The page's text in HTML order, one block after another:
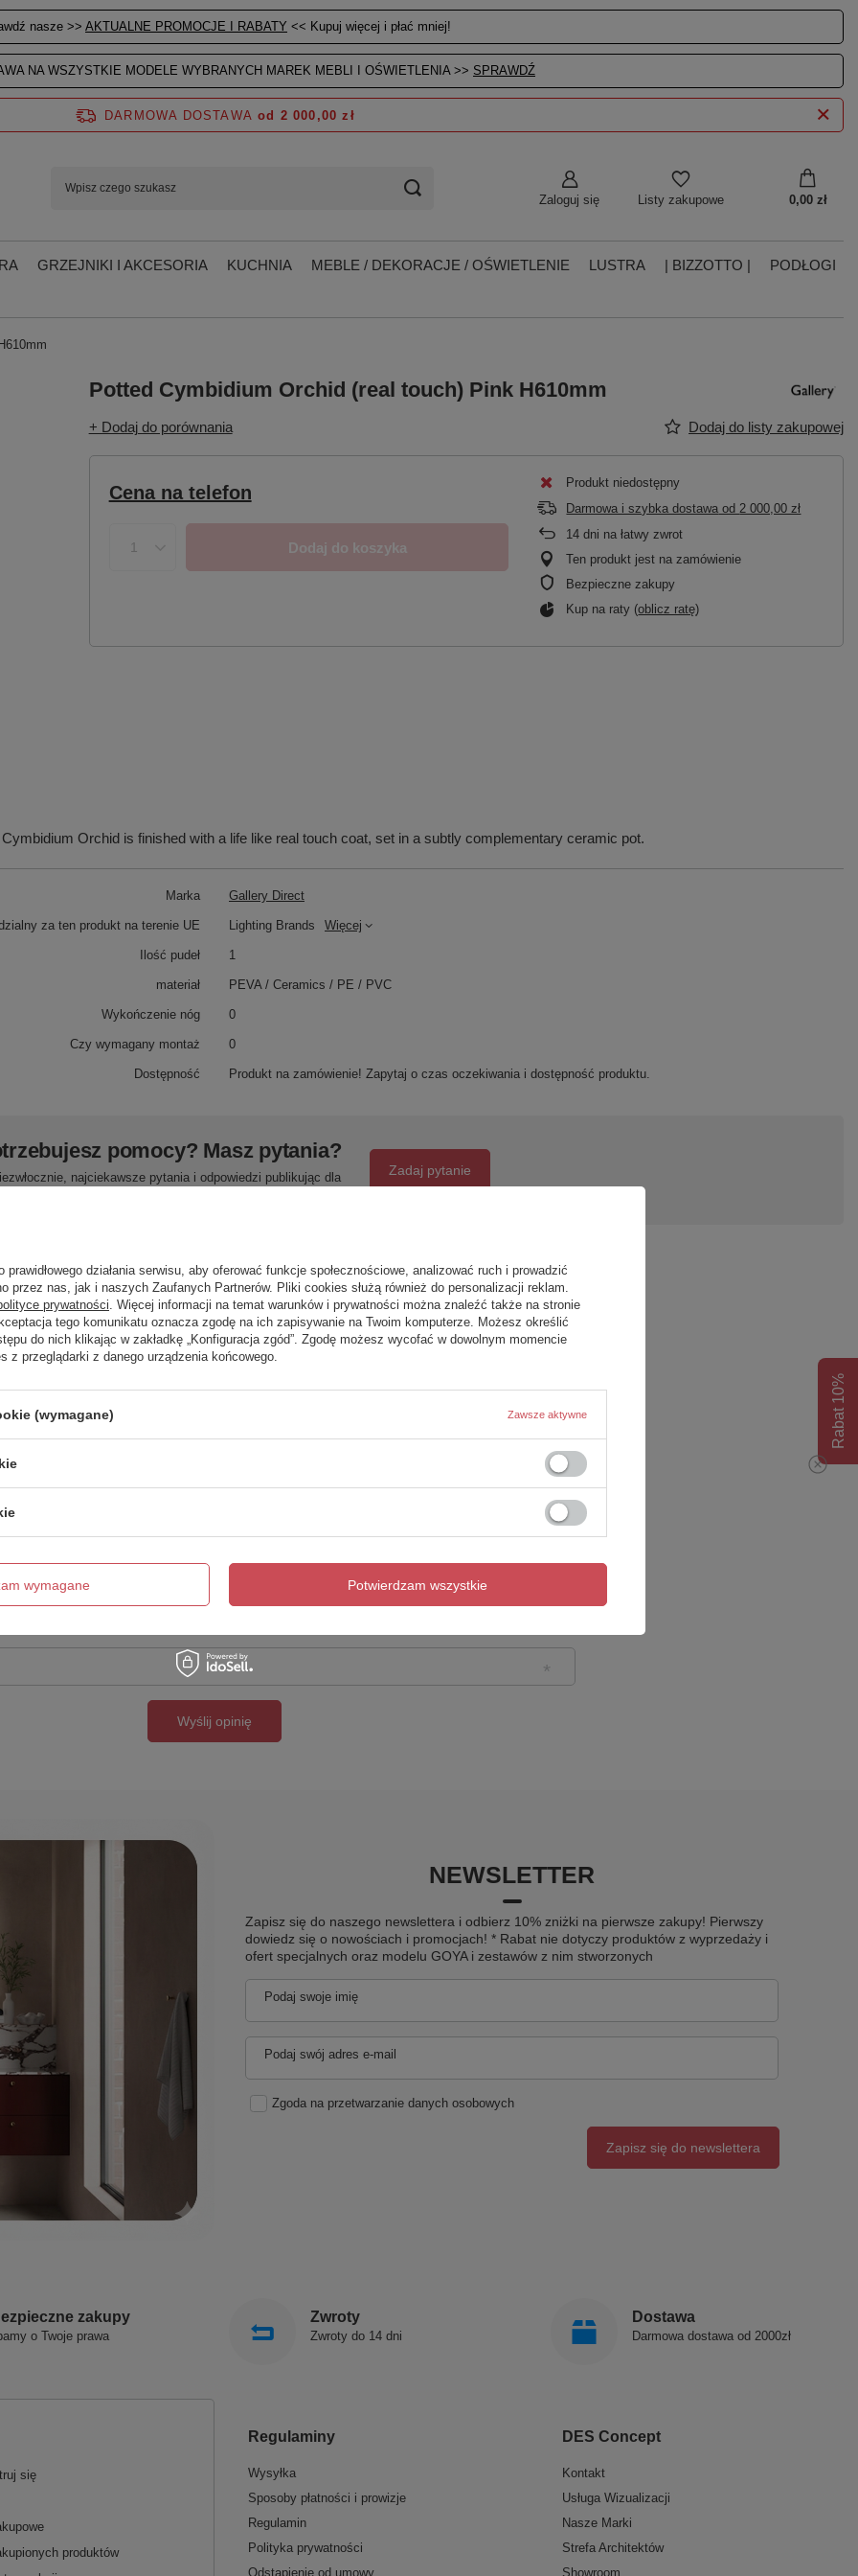
nasze >> AKTUALNE PROMOCJE I RABATY << Kupuj więcej i płać mniej!
NA WSZYSTKIE MODELE WYBRANYCH MAREK MEBLI I OŚWIETLENIA >> SPRAWDŹ
Zaloguj się Listy zakupowe 0,00 zł
DARMOWA DOSTAWA od 2 000,00 zł
GRZEJNIKI I AKCESORIA KUCHNIA MEBLE / DEKORACJE / OŚWIETLENIE LUSTRA | BIZZOTTO |
PODŁOGI
Potted Cymbidium Orchid (real touch) Pink H610mm
+ Dodaj do porównania Dodaj do listy zakupowej
Cena na telefon
Dodaj do koszyka
Produkt niedostępny
Darmowa i szybka dostawa od2 000,00 zł
14 dni na łatwy zwrot
Ten produkt jest na zamówienie
Bezpieczne zakupy
Kup na raty (oblicz ratę)
Orchid is finished with a life like real touch coat, set in a subtly complementary ceramic pot.
Marka Gallery Direct
za ten produkt na terenie UE Lighting Brands Więcej
Ilość pudeł 1
materiał PEVA / Ceramics / PE / PVC
Wykończenie nóg 0
Czy wymagany montaż 0
Dostępność Produkt na zamówienie! Zapytaj o czas oczekiwania i dostępność produktu.
pomocy? Masz pytania?
najciekawsze pytania i odpowiedzi publikując dla
Zadaj pytanie
Napisz swoją opinię
Twoja ocena:
Wyślij opinię
NEWSLETTER
Zapisz się do naszego newslettera i odbierz 10% zniżki na pierwsze zakupy! Pierwszy
dowiedz się o nowościach i promocjach! * Rabat nie dotyczy produktów z wyprzedaży i
ofert specjalnych oraz modelu GOYA i zestawów z nim stworzonych
Podaj swoje imię
Podaj swój adres e-mail
Zgoda na przetwarzanie danych osobowych
Zapisz się do newslettera
zakupy
o Twoje prawa
Zwroty
Zwroty do 14 dni
Dostawa
Darmowa dostawa od 2000zł
się
produktów
Regulaminy
Wysyłka
Sposoby płatności i prowizje
Regulamin
Polityka prywatności
Odstąpienie od umowy
DES Concept
Kontakt
Usługa Wizualizacji
Nasze Marki
Strefa Architektów
Showroom
Rabat 10%
działania serwisu, aby oferować funkcje społecznościowe, analizować ruch i prowadzić
przez nas, jak i naszych Zaufanych Partnerów. Pliki cookies służą również do personalizacji reklam.
prywatności. Więcej informacji na temat warunków i prywatności można znaleźć także na stronie
tego komunikatu oznacza zgodę na ich zapisywanie na Twoim komputerze. Możesz określić
do nich klikając w zakładkę „Konfiguracja zgód”. Zgodę możesz wycofać w dowolnym momencie
z przeglądarki z danego urządzenia końcowego.
(wymagane) Zawsze aktywne
wymagane Potwierdzam wszystkie